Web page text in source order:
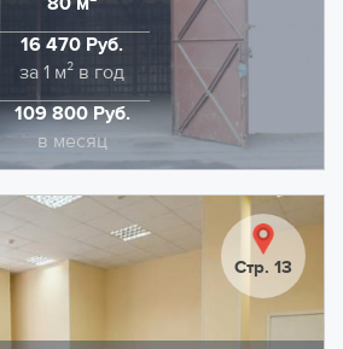
отопление и
Область
Стоимость
16 470 Руб.
за 1 м² в год
109 800 Руб.
в месяц
холодный склад площадью 80
помещения 4 метра. Полы - бетон,
входит в указанную ставку.
Стр. 13